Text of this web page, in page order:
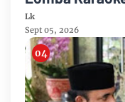
HUT ke-81
Lk
Sept 05, 2026